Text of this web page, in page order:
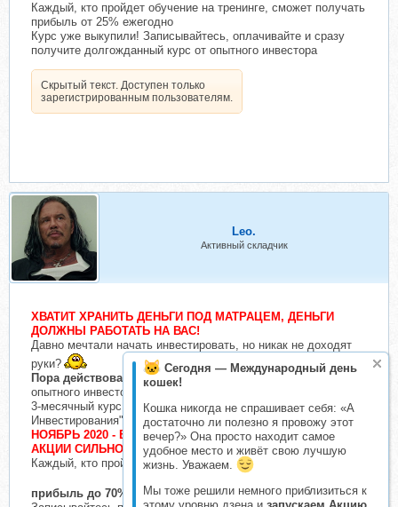
Сегодня — Международный день
кошек!
Кошка никогда не спрашивает себя: «А
достаточно ли полезно я провожу этот
вечер?» Она просто находит самое
удобное место и живёт свою лучшую
жизнь. Уважаем.
Мы тоже решили немного приблизиться к
Каждый, кто пройдет обучение на тренинге, сможет получать
прибыль от 25% ежегодно
Курс уже выкупили! Записывайтесь, оплачивайте и сразу
получите долгожданный курс от опытного инвестора
Скрытый текст. Доступен только
зарегистрированным пользователям.
Leo.
Активный складчик
ХВАТИТ ХРАНИТЬ ДЕНЬГИ ПОД МАТРАЦЕМ, ДЕНЬГИ
ДОЛЖНЫ
РАБОТАТЬ НА ВАС!
Давно мечтали начать инвестировать, но никак не доходят
руки?
Пора действовать
, вышел СВЕЖАЙШИЙкурс от супер-
опытного инвестора Федора Сидорова!
3-месячный курс Федора Сидорова "Формула Современного
Инвестирования"
НОЯБРЬ 2020 - ВРЕМЯ НАЧИНАТЬ ИНВЕСТИРОВАТЬ,
АКЦИИ СИЛЬНО УПАЛИ В ЦЕНЕ!
Каждый, кто пройдет обучение на тренинге, сможет получать
прибыль до 70% годовых